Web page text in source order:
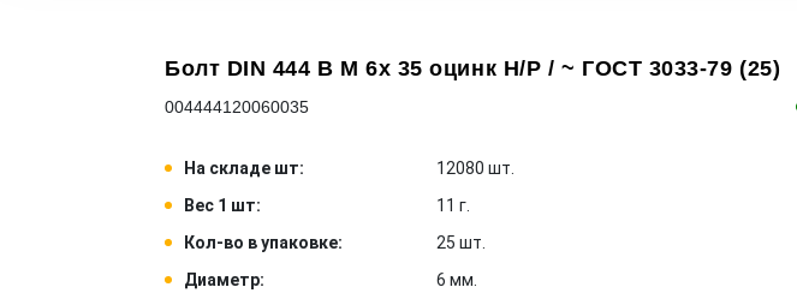
Болт DIN 444 B M 6x 35 оцинк Н/Р / ~ ГОСТ 3033-79 (25)
004444120060035
На складе шт:
12080 шт.
Вес 1 шт:
11 г.
Кол-во в упаковке:
25 шт.
Диаметр:
6 мм.